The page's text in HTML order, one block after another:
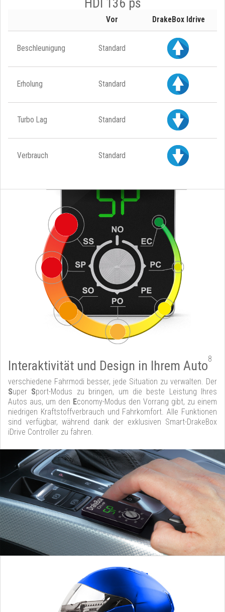
Vor DrakeBox Idrive
Beschleunigung Standard
Erholung Standard
Turbo Lag Standard
Verbrauch Standard
Interaktivität und Design in Ihrem Auto8
verschiedene Fahrmodi besser, jede Situation zu verwalten. Der
Super Sport-Modus zu bringen, um die beste Leistung Ihres
Autos aus, um den Economy-Modus den Vorrang gibt, zu einem
niedrigen Kraftstoffverbrauch und Fahrkomfort. Alle Funktionen
sind verfügbar, während dank der exklusiven Smart-DrakeBox
iDrive Controller zu fahren.